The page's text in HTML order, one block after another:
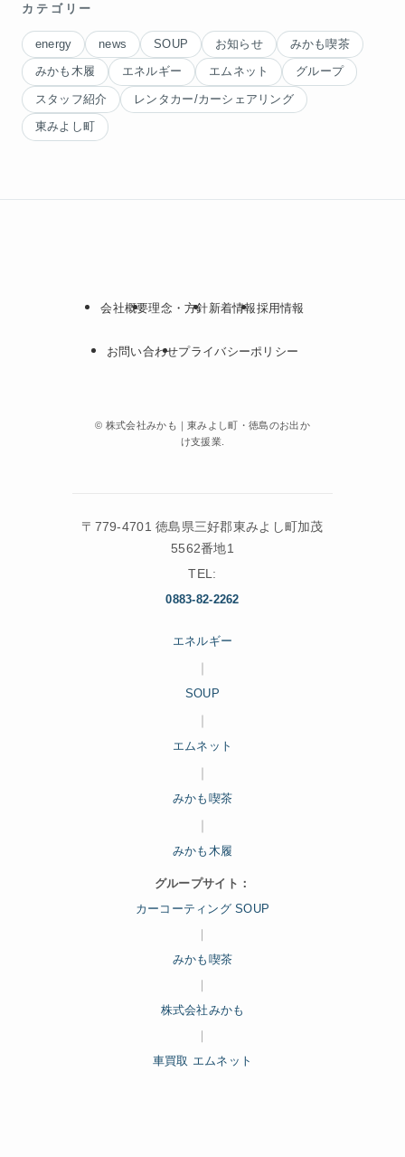
カテゴリー
energy news SOUP お知らせ みかも喫茶
みかも木履 エネルギー エムネット グループ
スタッフ紹介 レンタカー/カーシェアリング
東みよし町
会社概要理念・方針新着情報採用情報
お問い合わせプライバシーポリシー
© 株式会社みかも｜東みよし町・徳島のお出か
け支援業.
〒779-4701 徳島県三好郡東みよし町加茂
5562番地1
TEL:
0883-82-2262
エネルギー
SOUP
エムネット
みかも喫茶
みかも木履
グループサイト：
カーコーティング SOUP
みかも喫茶
株式会社みかも
車買取 エムネット